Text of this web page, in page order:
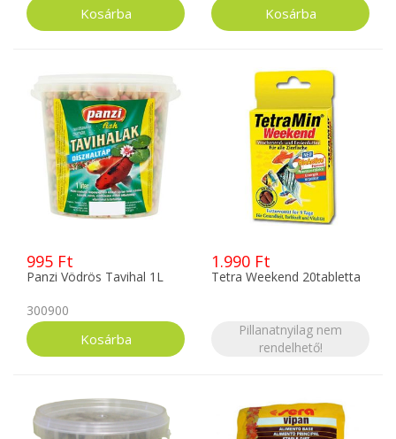
995 Ft
Panzi Vödrös Tavihal 1L
300900
1.990 Ft
Tetra Weekend 20tabletta
Pillanatnyilag nem
rendelhető!